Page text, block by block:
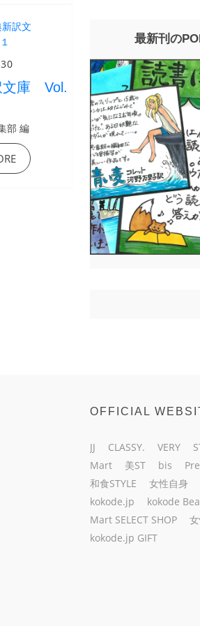
文庫 Vol.
部 編
最新刊の
OFFICIAL
JJ CLASSY. VERY
Mart
美ST bis
和食STYLE
女性自身
kokode.jp
kokode
Mart SELECT SHOP
kokode.jp GIFT